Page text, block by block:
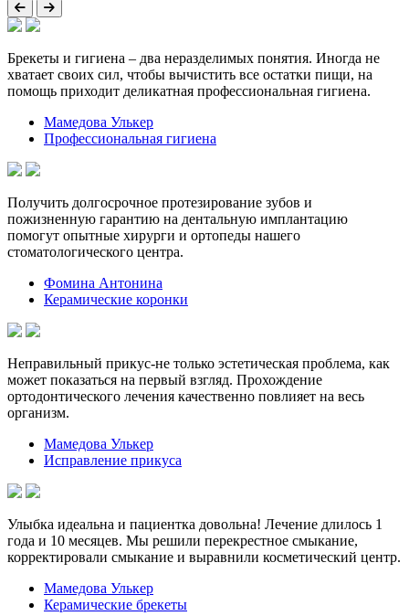
Брекеты и гигиена – два неразделимых понятия. Иногда не
хватает своих сил, чтобы вычистить все остатки пищи, на
помощь приходит деликатная профессиональная гигиена.
Мамедова Улькер
Профессиональная гигиена
Получить долгосрочное протезирование зубов и
пожизненную гарантию на дентальную имплантацию
помогут опытные хирурги и ортопеды нашего
стоматологического центра.
Фомина Антонина
Керамические коронки
Неправильный прикус-не только эстетическая проблема, как
может показаться на первый взгляд. Прохождение
ортодонтического лечения качественно повлияет на весь
организм.
Мамедова Улькер
Исправление прикуса
Улыбка идеальна и пациентка довольна! Лечение длилось 1
года и 10 месяцев. Мы решили перекрестное смыкание,
корректировали смыкание и выравнили косметический центр.
Мамедова Улькер
Керамические брекеты